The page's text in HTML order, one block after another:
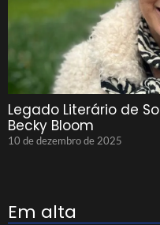
Legado Literário de
Becky Bloom
10 de dezembro de 2025
Em alta